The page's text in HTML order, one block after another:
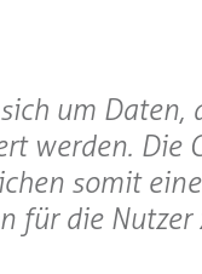
um Daten,
werden. Die
somit
für die Nutzer